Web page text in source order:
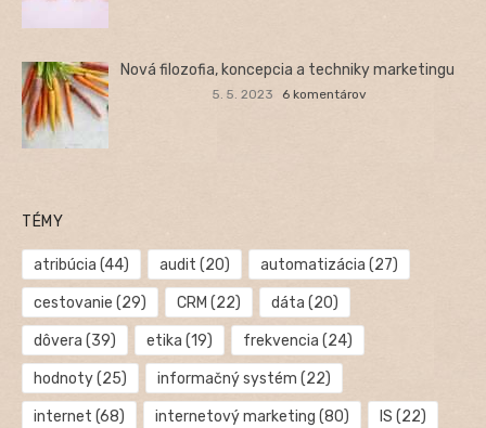
Nová filozofia, koncepcia a techniky marketingu
5. 5. 2023 6 komentárov
TÉMY
atribúcia (44) audit (20) automatizácia (27)
cestovanie (29) CRM (22) dáta (20)
dôvera (39) etika (19) frekvencia (24)
hodnoty(25) informačný systém (22)
internet (68) internetový marketing (80) IS (22)